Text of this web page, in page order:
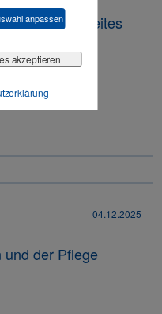
anpassen
akzeptieren
fordert zweites
04.12.2025
und der Pflege